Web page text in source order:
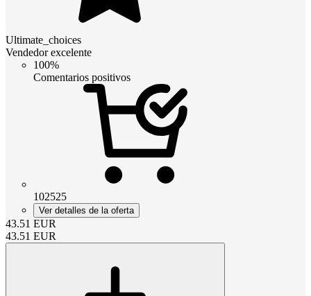
Ultimate_choices
Vendedor excelente
100%
Comentarios positivos
102525
Ver detalles de la oferta
43.51 EUR
43.51 EUR